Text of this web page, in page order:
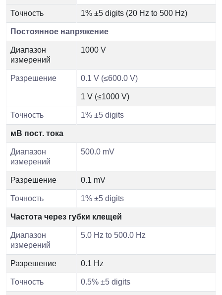
Точность 1% ±5 digits (20 Hz to 500 Hz)
Постоянное напряжение
Диапазон
измерений
1000 V
Разрешение 0.1 V (≤600.0 V)
1 V (≤1000 V)
Точность 1% ±5 digits
мВ пост. тока
Диапазон
измерений
500.0 mV
Разрешение 0.1 mV
Точность 1% ±5 digits
Частота через губки клещей
Диапазон
измерений
5.0 Hz to 500.0 Hz
Разрешение 0.1 Hz
Точность 0.5% ±5 digits